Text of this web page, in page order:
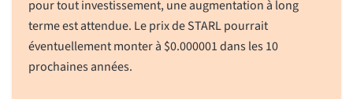
pour tout investissement, une augmentation à long
terme est attendue. Le prix de STARL pourrait
éventuellement monter à $0.000001dans les 10
prochaines années.